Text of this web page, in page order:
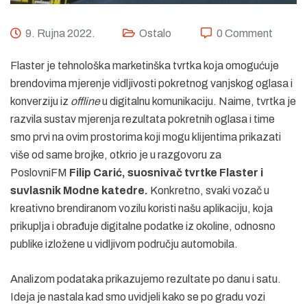
9. Rujna 2022. Ostalo 0 Comment
Flaster je tehnološka marketinška tvrtka koja omogućuje
brendovima mjerenje vidljivosti pokretnog vanjskog oglasa i
konverziju iz offlineu digitalnu komunikaciju. Naime, tvrtka je
razvila sustav mjerenja rezultata pokretnih oglasa i time
smo prvi na ovim prostorima koji mogu klijentima prikazati
više od same brojke, otkrio je u razgovoru za
PoslovniFM Filip Carić, suosnivač tvrtke Flaster i
suvlasnik Modne katedre. Konkretno, svaki vozač u
kreativno brendiranom vozilu koristi našu aplikaciju, koja
prikuplja i obrađuje digitalne podatke iz okoline, odnosno
publike izložene u vidljivom području automobila.
Analizom podataka prikazujemo rezultate po danu i satu.
Ideja je nastala kad smo uvidjeli kako se po gradu vozi